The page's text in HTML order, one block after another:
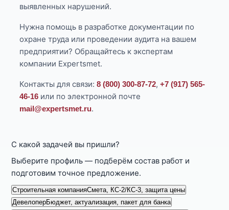
выявленных нарушений.
Нужна помощь в разработке документации по
охране труда или проведении аудита на вашем
предприятии? Обращайтесь к экспертам
компании Expertsmet.
Контакты для связи:8 (800) 300-87-72,+7 (917) 565-
46-16 или по электронной почте
mail@expertsmet.ru.
С какой задачей вы пришли?
Выберите профиль — подберём состав работ и
подготовим точное предложение.
Строительная компанияСмета, КС-2/КС-3, защита цены
ДевелоперБюджет, актуализация, пакет для банка